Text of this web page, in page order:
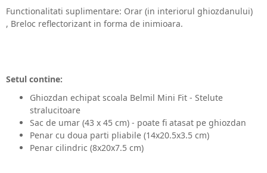
Functionalitati suplimentare: Orar (in interiorul ghiozdanului)
, Breloc reflectorizant in forma de inimioara.
Setul contine:
Ghiozdan echipat scoala Belmil Mini Fit - Stelute
stralucitoare
Sac de umar (43 x 45 cm) - poate fi atasat pe ghiozdan
Penar cu doua parti pliabile (14x20.5x3.5 cm)
Penar cilindric (8x20x7.5 cm)